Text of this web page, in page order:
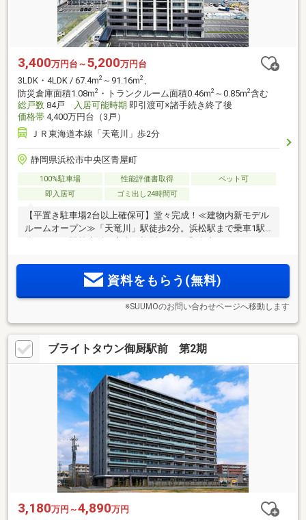
3,400万円台～ 5,200万円台
3LDK・4LDK / 67.4m2 ～91.16m2、
防災倉庫面積1.08m2 ・トランクルーム面積0.46m2 ～0.85m2含む
総戸数 84戸 入居可能時期 即引渡可※諸手続き終了後
価格帯 4,400万円台（3戸）
ＪＲ東海道本線「天竜川」歩2分
静岡県浜松市中央区青屋町
100%駐車場 性能評価書取得
ペット可
即入居可
ゴミ出し24時間可
【平置き駐車場2台以上確保可】堂々完成！≪建物内新モデル
ルームオープン≫「天竜川」駅徒歩2分。浜松駅まで乗車1駅4
なIoT対応マンション
資料をもらう(無料)
※SUUMOのお問い合わせページへ移動します
ブライトタウン御厨駅前 第2期
3,180万円～4,890万円